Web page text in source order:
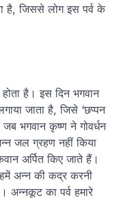
है, जिससे लोग इस पर्व के
है। इस दिन भगवान
जाता है, जिसे ‘छप्पन
भगवान कृष्ण ने गोवर्धन
जल ग्रहण नहीं किया
अर्पित किए जाते हैं।
अन्न की कद्र करनी
अन्नकूट का पर्व हमारे